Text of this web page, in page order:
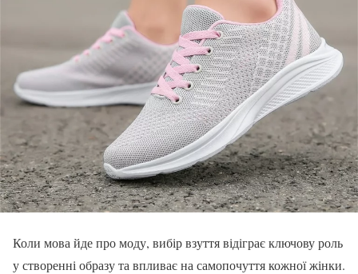
Коли мова йде про моду, вибір взуття відіграє ключову роль
у створенні образу та впливає на самопочуття кожної жінки.